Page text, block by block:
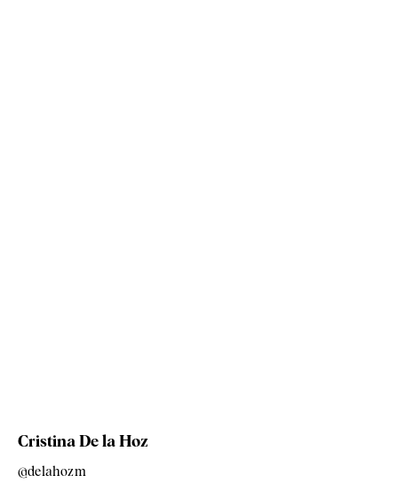
Cristina De la Hoz
@delahozm